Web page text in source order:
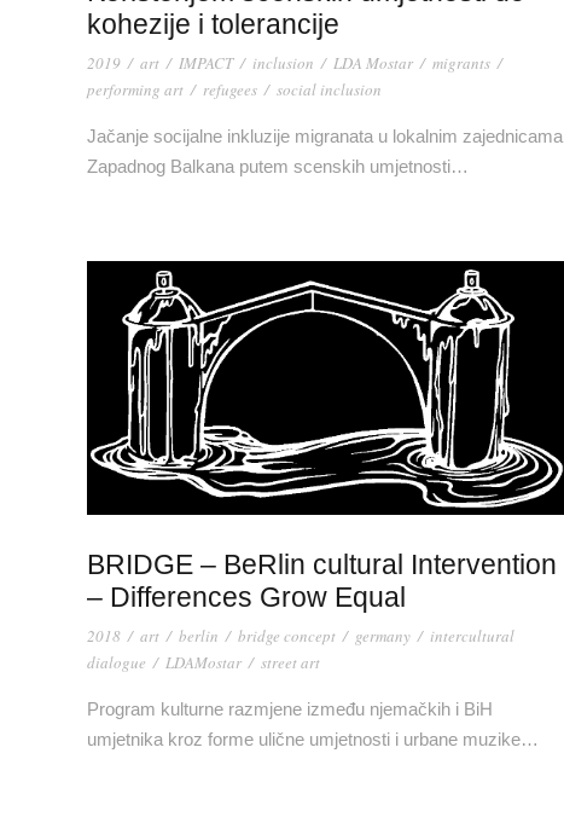
kohezije i tolerancije
2019 / art / IMPACT / inclusion / LDA Mostar / migrants /
performing art / refugees / social inclusion
Jačanje socijalne inkluzije migranata u lokalnim zajednicama
Zapadnog Balkana putem scenskih umjetnosti…
BRIDGE – BeRlin cultural Intervention
– Differences Grow Equal
2018 / art / berlin / bridge concept / germany / intercultural
dialogue / LDAMostar / street art
Program kulturne razmjene između njemačkih i BiH
umjetnika kroz forme ulične umjetnosti i urbane muzike…